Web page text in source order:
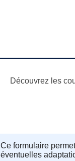
Découvrez les
Ce formulaire
éventuelles